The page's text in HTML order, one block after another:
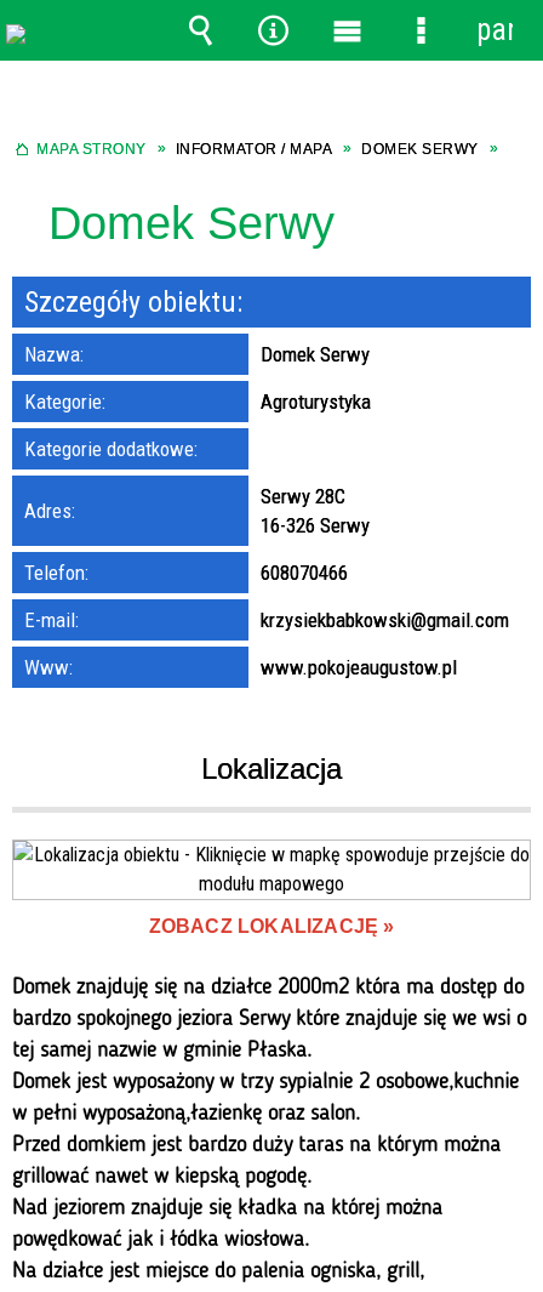
MAPA STRONY INFORMATOR / MAPA DOMEK SERWY
Domek Serwy
Szczegóły obiektu:
Nazwa:
Domek Serwy
Kategorie:
Agroturystyka
Kategorie dodatkowe:
Adres:
Serwy 28C
16-326 Serwy
Telefon:
608070466
E-mail:
krzysiekbabkowski@gmail.com
Www:
www.pokojeaugustow.pl
Lokalizacja
ZOBACZ LOKALIZACJĘ
Domek znajduję się na działce 2000m2 która ma dostęp do
bardzo spokojnego jeziora Serwy które znajduje się we wsi o
tej samej nazwie w gminie Płaska.
Domek jest wyposażony w trzy sypialnie 2 osobowe,kuchnie
w pełni wyposażoną,łazienkę oraz salon.
Przed domkiem jest bardzo duży taras na którym można
grillować nawet w kiepską pogodę.
Nad jeziorem znajduje się kładka na której można
powędkować jak i łódka wiosłowa.
Na działce jest miejsce do palenia ogniska, grill,
Wyszukiwarka
Narzędzia
MenuMenu
panel